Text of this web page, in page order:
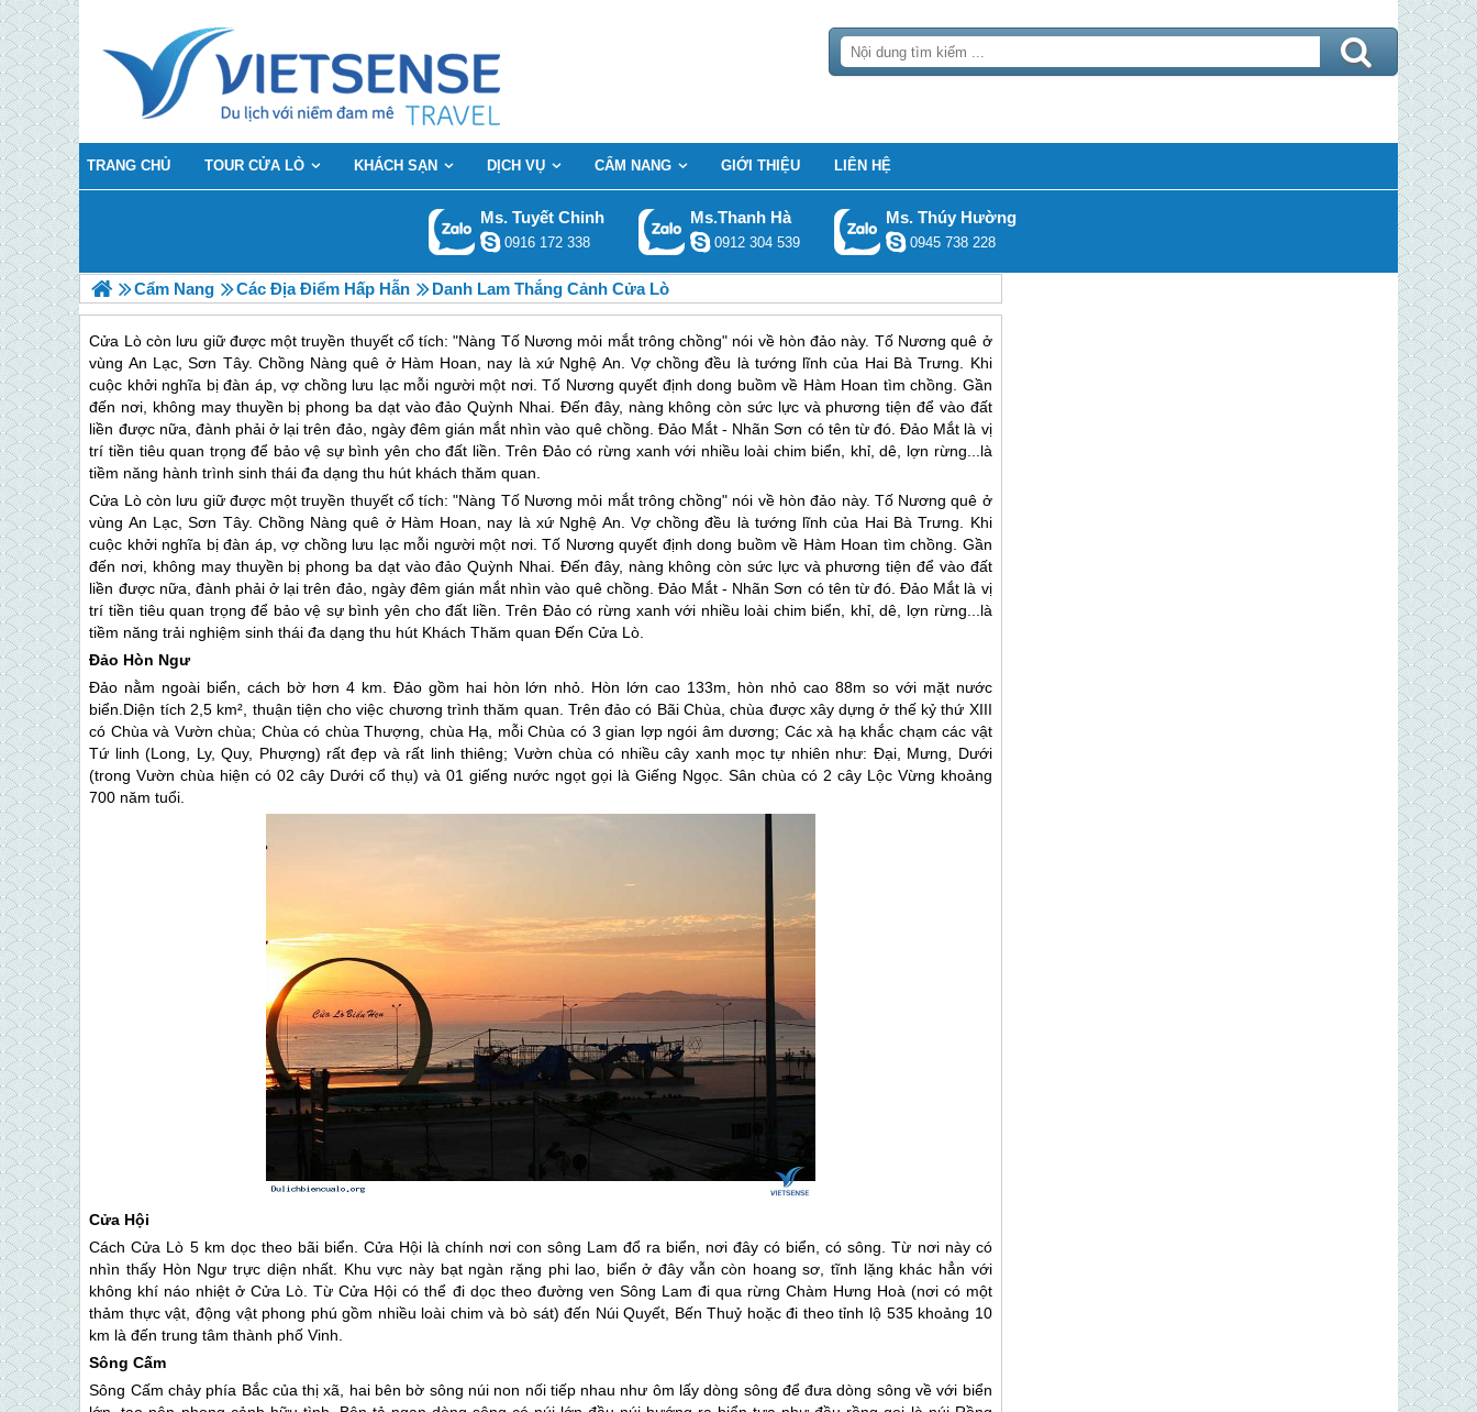
TRANG CHỦ TOUR CỬA LÒ KHÁCH SẠN DỊCH VỤ CẨM NANG GIỚI THIỆU LIÊN HỆ
Ms. Tuyết Chinh
0916 172 338
Ms.Thanh Hà
0912 304 539
Ms. Thúy Hường
0945 738 228
Cẩm Nang Các Địa Điểm Hấp Hẫn Danh Lam Thắng Cảnh Cửa Lò
Cửa Lò còn lưu giữ được một truyền thuyết cổ tích: "Nàng Tố Nương mỏi mắt trông chồng" nói về hòn đảo này. Tố Nương quê ở
vùng An Lạc, Sơn Tây. Chồng Nàng quê ở Hàm Hoan, nay là xứ Nghệ An. Vợ chồng đều là tướng lĩnh của Hai Bà Trưng. Khi
cuộc khởi nghĩa bị đàn áp, vợ chồng lưu lạc mỗi người một nơi. Tố Nương quyết định dong buồm về Hàm Hoan tìm chồng. Gần
đến nơi, không may thuyền bị phong ba dạt vào đảo Quỳnh Nhai. Đến đây, nàng không còn sức lực và phương tiện để vào đất
liền được nữa, đành phải ở lại trên đảo, ngày đêm gián mắt nhìn vào quê chồng. Đảo Mắt - Nhãn Sơn có tên từ đó. Đảo Mắt là vị
trí tiền tiêu quan trọng để bảo vệ sự bình yên cho đất liền. Trên Đảo có rừng xanh với nhiều loài chim biển, khỉ, dê, lợn rừng...là
tiềm năng hành trình sinh thái đa dạng thu hút khách thăm quan.
Cửa Lòcòn lưu giữ được một truyền thuyết cổ tích: "Nàng Tố Nương mỏi mắt trông chồng" nói về hòn đảo này. Tố Nương quê ở
vùng An Lạc, Sơn Tây. Chồng Nàng quê ở Hàm Hoan, nay là xứ Nghệ An. Vợ chồng đều là tướng lĩnh của Hai Bà Trưng. Khi
cuộc khởi nghĩa bị đàn áp, vợ chồng lưu lạc mỗi người một nơi. Tố Nương quyết định dong buồm về Hàm Hoan tìm chồng. Gần
đến nơi, không may thuyền bị phong ba dạt vào đảo Quỳnh Nhai. Đến đây, nàng không còn sức lực và phương tiện để vào đất
liền được nữa, đành phải ở lại trên đảo, ngày đêm gián mắt nhìn vào quê chồng. Đảo Mắt - Nhãn Sơn có tên từ đó. Đảo Mắt là vị
trí tiền tiêu quan trọng để bảo vệ sự bình yên cho đất liền. Trên Đảo có rừng xanh với nhiều loài chim biển, khỉ, dê, lợn rừng...là
tiềm năng trải nghiệm sinh thái đa dạng thu hút Khách Thăm quan ĐếnCửa Lò.
Đảo Hòn Ngư
Đảo nằm ngoài biển, cách bờ hơn 4 km. Đảo gồm hai hòn lớn nhỏ. Hòn lớn cao 133m, hòn nhỏ cao 88m so với mặt nước
biển.Diện tích 2,5 km², thuận tiện cho việc chương trình thăm quan. Trên đảo có Bãi Chùa, chùa được xây dựng ở thế kỷ thứ XIII
có Chùa và Vườn chùa; Chùa có chùa Thượng, chùa Hạ, mỗi Chùa có 3 gian lợp ngói âm dương; Các xà hạ khắc chạm các vật
Tứ linh (Long, Ly, Quy, Phượng) rất đẹp và rất linh thiêng; Vườn chùa có nhiều cây xanh mọc tự nhiên như: Đại, Mưng, Dưới
(trong Vườn chùa hiện có 02 cây Dưới cổ thụ) và 01 giếng nước ngọt gọi là Giếng Ngọc. Sân chùa có 2 cây Lộc Vừng khoảng
700 năm tuổi.
Cửa Hội
CáchCửa Lò 5 km dọc theo bãi biển. Cửa Hội là chính nơi con sông Lam đổ ra biển, nơi đây có biển, có sông. Từ nơi này có
nhìn thấy Hòn Ngư trực diện nhất. Khu vực này bạt ngàn rặng phi lao, biển ở đây vẫn còn hoang sơ, tĩnh lặng khác hẳn với
không khí náo nhiệt ởCửa Lò . Từ Cửa Hội có thể đi dọc theo đường ven Sông Lam đi qua rừng Chàm Hưng Hoà (nơi có một
thảm thực vật, động vật phong phú gồm nhiều loài chim và bò sát) đến Núi Quyết, Bến Thuỷ hoặc đi theo tỉnh lộ 535 khoảng 10
km là đến trung tâm thành phố Vinh.
Sông Cấm
Sông Cấm chảy phía Bắc của thị xã, hai bên bờ sông núi non nối tiếp nhau như ôm lấy dòng sông để đưa dòng sông về với biển